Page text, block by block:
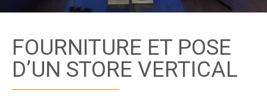
FOURNITURE ET POSE
D’UN STORE VERTICAL